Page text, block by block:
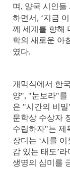
며 , 양국 시인들
하면서 , ‘지금
께 세계를 향해
학의 새로운 아
였다.
개막식에서 한
양", "눈보라"를
은 "시간의 비밀
문학상 수상자
수립하자"는 제
장디는 ‘시를
감 있는 태도’라
생명의 심미를